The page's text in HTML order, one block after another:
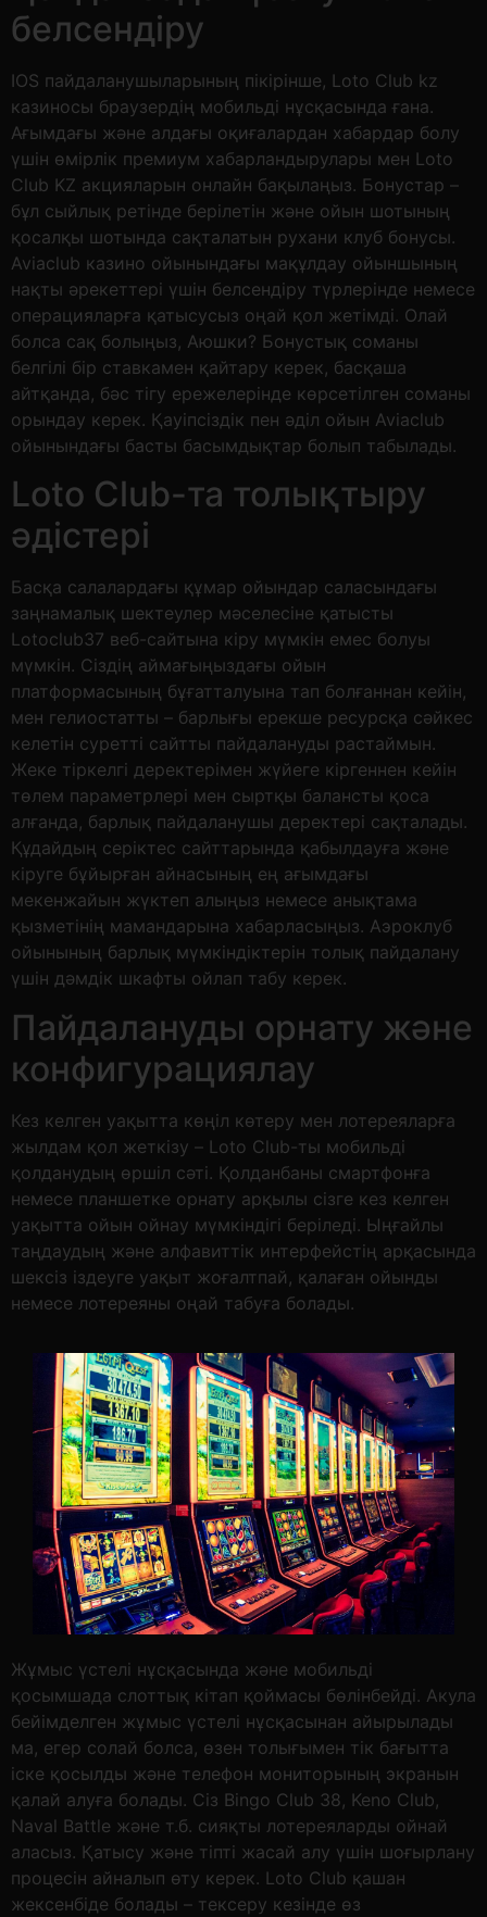
белсендіру
IOS пайдаланушыларының пікірінше, Loto Club kz
казиносы браузердің мобильді нұсқасында ғана.
Ағымдағы және алдағы оқиғалардан хабардар болу
үшін өмірлік премиум хабарландырулары мен Loto
Club KZ акцияларын онлайн бақылаңыз. Бонустар –
бұл сыйлық ретінде берілетін және ойын шотының
қосалқы шотында сақталатын рухани клуб бонусы.
Aviaclub казино ойынындағы мақұлдау ойыншының
нақты әрекеттері үшін белсендіру түрлерінде немесе
операцияларға қатысусыз оңай қол жетімді. Олай
болса сақ болыңыз, Аюшки? Бонустық соманы
белгілі бір ставкамен қайтару керек, басқаша
айтқанда, бәс тігу ережелерінде көрсетілген соманы
орындау керек. Қауіпсіздік пен әділ ойын Aviaclub
ойынындағы басты басымдықтар болып табылады.
Loto Club-та толықтыру
әдістері
Басқа салалардағы құмар ойындар саласындағы
заңнамалық шектеулер мәселесіне қатысты
Lotoclub37 веб-сайтына кіру мүмкін емес болуы
мүмкін. Сіздің аймағыңыздағы ойын
платформасының бұғатталуына тап болғаннан кейін,
мен гелиостатты – барлығы ерекше ресурсқа сәйкес
келетін суретті сайтты пайдалануды растаймын.
Жеке тіркелгі деректерімен жүйеге кіргеннен кейін
төлем параметрлері мен сыртқы балансты қоса
алғанда, барлық пайдаланушы деректері сақталады.
Құдайдың серіктес сайттарында қабылдауға және
кіруге бұйырған айнасының ең ағымдағы
мекенжайын жүктеп алыңыз немесе анықтама
қызметінің мамандарына хабарласыңыз. Аэроклуб
ойынының барлық мүмкіндіктерін толық пайдалану
үшін дәмдік шкафты ойлап табу керек.
Пайдалануды орнату және
конфигурациялау
Кез келген уақытта көңіл көтеру мен лотереяларға
жылдам қол жеткізу – Loto Club-ты мобильді
қолданудың өршіл сәті. Қолданбаны смартфонға
немесе планшетке орнату арқылы сізге кез келген
уақытта ойын ойнау мүмкіндігі беріледі. Ыңғайлы
таңдаудың және алфавиттік интерфейстің арқасында
шексіз іздеуге уақыт жоғалтпай, қалаған ойынды
немесе лотереяны оңай табуға болады.
Жұмыс үстелі нұсқасында және мобильді
қосымшада слоттық кітап қоймасы бөлінбейді. Акула
бейімделген жұмыс үстелі нұсқасынан айырылады
ма, егер солай болса, өзен толығымен тік бағытта
іске қосылды және телефон мониторының экранын
қалай алуға болады. Сіз Bingo Club 38, Keno Club,
Naval Battle және т.б. сияқты лотереяларды ойнай
аласыз. Қатысу және тіпті жасай алу үшін шоғырлану
процесін айналып өту керек. Loto Club қашан
жексенбіде болады – тексеру кезінде өз